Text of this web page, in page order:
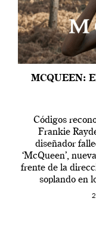
MCQUEEN:
Códigos
Frankie
diseñador
‘McQueen’,
frente de la
soplando en